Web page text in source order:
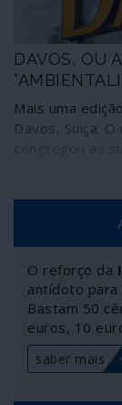
multiplicação
orientais.
DAVOS, OU
Mais uma
Davos, Suíça.
políticas,
guerras se
climáticas, que
Para isso os
outros, por
Thunberg e o
O reforço da
antídoto para
Bastam 50
euros, 10
saber mais